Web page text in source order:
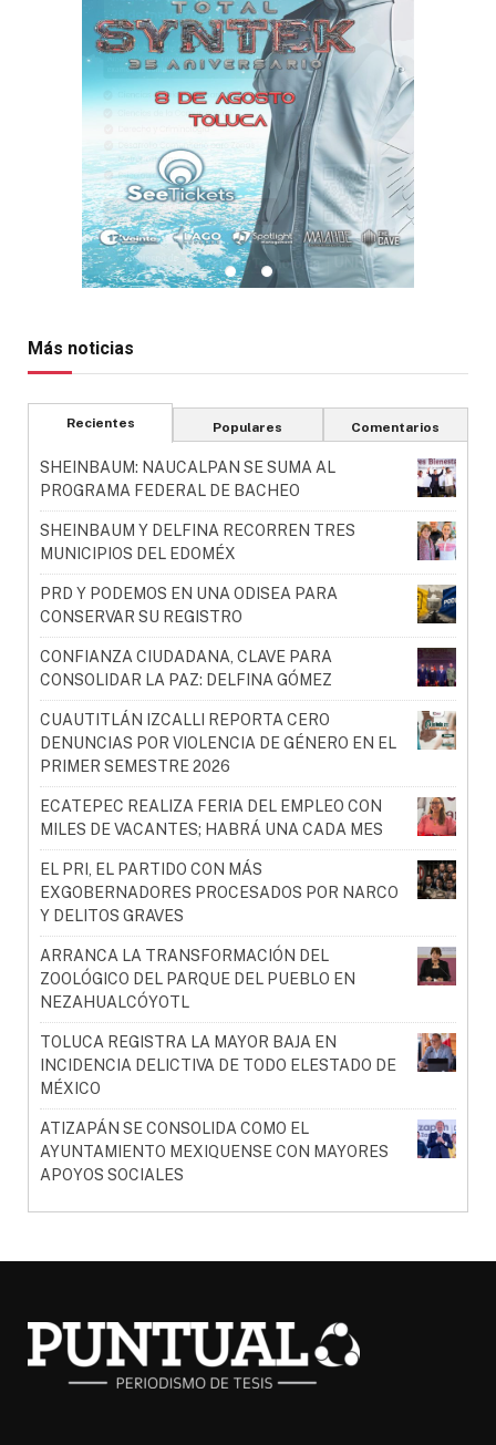
Más noticias
Recientes Populares Comentarios
SHEINBAUM: NAUCALPAN SE SUMA AL
PROGRAMA FEDERAL DE BACHEO
SHEINBAUM Y DELFINA RECORREN TRES
MUNICIPIOS DEL EDOMÉX
PRD Y PODEMOS EN UNA ODISEA PARA
CONSERVAR SU REGISTRO
CONFIANZA CIUDADANA, CLAVE PARA
CONSOLIDAR LA PAZ: DELFINA GÓMEZ
CUAUTITLÁN IZCALLI REPORTA CERO
DENUNCIAS POR VIOLENCIA DE GÉNERO EN EL
PRIMER SEMESTRE 2026
ECATEPEC REALIZA FERIA DEL EMPLEO CON
MILES DE VACANTES; HABRÁ UNA CADA MES
EL PRI, EL PARTIDO CON MÁS
EXGOBERNADORES PROCESADOS POR NARCO
Y DELITOS GRAVES
ARRANCA LA TRANSFORMACIÓN DEL
ZOOLÓGICO DEL PARQUE DEL PUEBLO EN
NEZAHUALCÓYOTL
TOLUCA REGISTRA LA MAYOR BAJA EN
INCIDENCIA DELICTIVA DE TODO ELESTADO DE
MÉXICO
ATIZAPÁN SE CONSOLIDA COMO EL
AYUNTAMIENTO MEXIQUENSE CON MAYORES
APOYOS SOCIALES